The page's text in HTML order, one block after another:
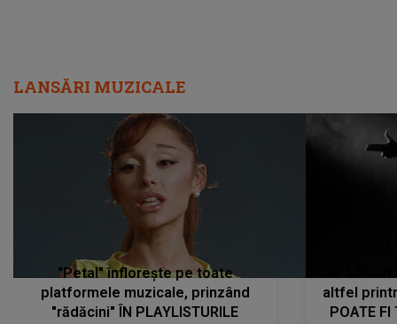
LANSĂRI MUZICALE
"Petal" înflorește pe toate
platformele muzicale, prinzând
"rădăcini" ÎN PLAYLISTURILE
altfel
POATE FI